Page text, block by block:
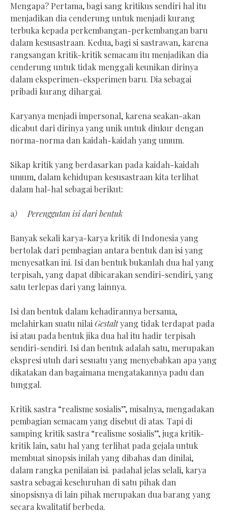
Mengapa? Pertama, bagi sang kritikus sendiri hal itu
menjadikan dia cenderung untuk menjadi kurang
terbuka kepada perkembangan-perkembangan baru
dalam kesusastraan. Kedua, bagi si sastrawan, karena
rangsangan kritik-kritik semacam itu menjadikan dia
cenderung untuk tidak menggali keunikan dirinya
dalam eksperimen-eksperimen baru. Dia sebagai
pribadi kurang dihargai.
Karyanya menjadi impersonal, karena seakan-akan
dicabut dari dirinya yang unik untuk diukur dengan
norma-norma dan kaidah-kaidah yang umum.
Sikap kritik yang berdasarkan pada kaidah-kaidah
umum, dalam kehidupan kesusastraan kita terlihat
dalam hal-hal sebagai berikut:
a) Perenggutan isi dari bentuk
Banyak sekali karya-karya kritik di Indonesia yang
bertolak dari pembagian antara bentuk dan isi yang
menyesatkan ini. Isi dan bentuk bukanlah dua hal yang
terpisah, yang dapat dibicarakan sendiri-sendiri, yang
satu terlepas dari yang lainnya.
Isi dan bentuk dalam kehadirannya bersama,
melahirkan suatu nilai Gestaltyang tidak terdapat pada
isi atau pada bentuk jika dua hal itu hadir terpisah
sendiri-sendiri. Isi dan bentuk adalah satu, merupakan
ekspresi utuh dari sesuatu yang menyebabkan apa yang
dikatakan dan bagaimana mengatakannya padu dan
tunggal.
Kritik sastra “realisme sosialis”, misalnya, mengadakan
pembagian semacam yang disebut di atas. Tapi di
samping kritik sastra “realisme sosialis”, juga kritik-
kritik lain, satu hal yang terlihat pada gejala untuk
membuat sinopsis inilah yang dibahas dan dinilai,
dalam rangka penilaian isi. padahal jelas selali, karya
sastra sebagai keseluruhan di satu pihak dan
sinopsisnya di lain pihak merupakan dua barang yang
secara kwalitatif berbeda.